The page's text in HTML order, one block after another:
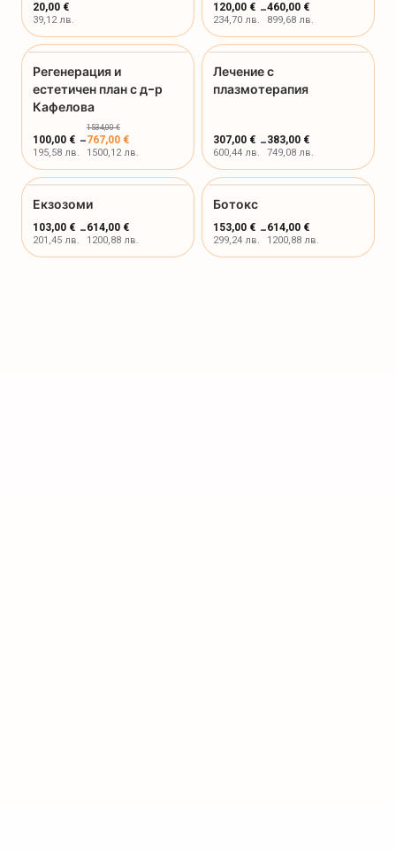
20,00 €
39,12 лв.
120,00 €
234,70 лв.
-460,00 €
899,68 лв.
Регенерация и
естетичен план с д-р
Кафелова
100,00 €
195,58 лв.
-
1534,00 €
767,00 €
1500,12 лв.
Лечение с
плазмотерапия
307,00 €
600,44 лв.
-383,00 €
749,08 лв.
Екзозоми
103,00 €
201,45 лв.
-614,00 €
1200,88 лв.
Ботокс
153,00 €
299,24 лв.
-614,00 €
1200,88 лв.